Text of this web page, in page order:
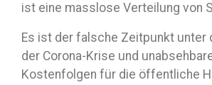
ist eine masslose Verteilung von
Es ist der falsche Zeitpunkt unter
der Corona-Krise und
Kostenfolgen für die öffentliche